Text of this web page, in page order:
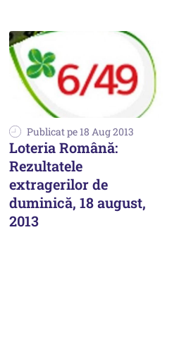
Publicat pe 18 Aug 2013
Loteria Română:
Rezultatele
extragerilor de
duminică, 18 august,
2013